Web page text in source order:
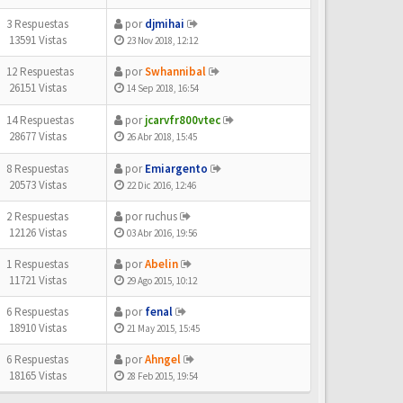
3 Respuestas
13591 Vistas
pordjmihai
23 Nov 2018, 12:12
12 Respuestas
26151 Vistas
porSwhannibal
14 Sep 2018, 16:54
14 Respuestas
28677 Vistas
porjcarvfr800vtec
26 Abr 2018, 15:45
8 Respuestas
20573 Vistas
porEmiargento
22 Dic 2016, 12:46
2 Respuestas
12126 Vistas
porruchus
03 Abr 2016, 19:56
1 Respuestas
11721 Vistas
porAbelin
29 Ago 2015, 10:12
6 Respuestas
18910 Vistas
porfenal
21 May 2015, 15:45
6 Respuestas
18165 Vistas
porAhngel
28 Feb 2015, 19:54